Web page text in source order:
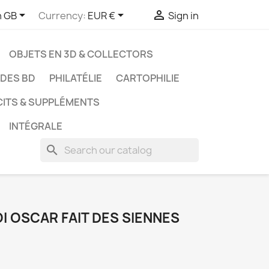
GB Currency: EUR €  Sign in
OBJETS EN 3D & COLLECTORS
BD PHILATÉLIE
CARTOPHILIE
& SUPPLÉMENTS
INTÉGRALE
search
OSCAR FAIT DES SIENNES